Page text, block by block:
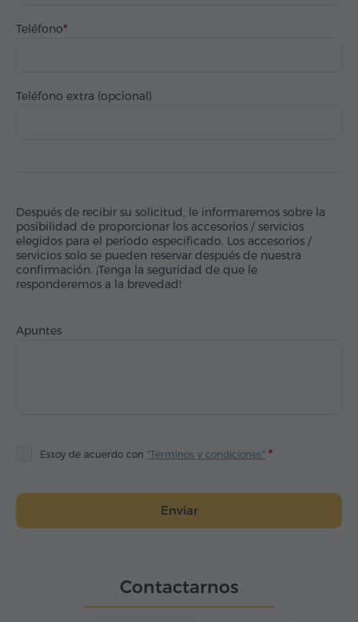
Teléfono
Teléfono extra (opcional)
Después de recibir su solicitud, le informaremos sobre la
posibilidad de proporcionar los accesorios / servicios
elegidos para el período especificado. Los accesorios /
servicios solo se pueden reservar después de nuestra
confirmación. ¡Tenga la seguridad de que le
responderemos a la brevedad!
Apuntes
Estoy de acuerdo con "Términos y condiciones"
Enviar
Contactarnos